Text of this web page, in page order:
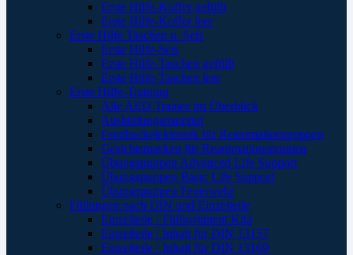
Erste Hilfe-Koffer gefüllt
Erste Hilfe-Koffer leer
Erste Hilfe Taschen u. Sets
Erste Hilfe-Sets
Erste Hilfe-Taschen gefüllt
Erste Hilfe-Taschen leer
Erste Hilfe-Training
Alle AED Trainer im Überblick
Ausbildungsmaterial
Feedbackelektronik für Reanimationspuppen
Gesichtsmasken für Reanimationspuppen
Übungspuppen Advanced Life Support
Übungspuppen Basic Life Support
Übungspuppen Feuerwehr
Füllungen nach DIN und Einzelteile
Einzelteile / Füllsortiment Kita
Einzelteile / Inhalt für DIN 13157
Einzelteile / Inhalt für DIN 13169